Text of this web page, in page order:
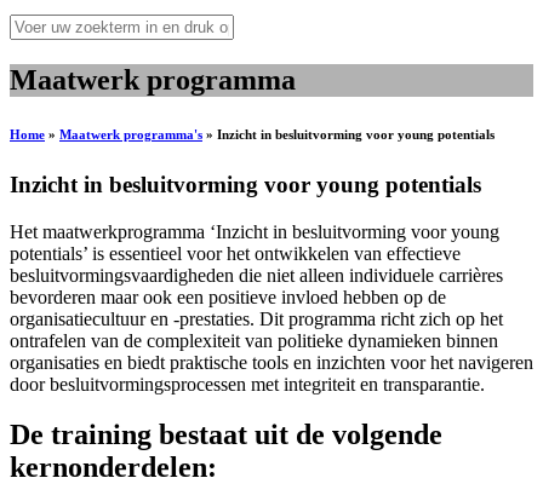
Maatwerk programma
Home » Maatwerk programma's » Inzicht in besluitvorming voor young potentials
Inzicht in besluitvorming voor young potentials
Het maatwerkprogramma ‘Inzicht in besluitvorming voor young
potentials’ is essentieel voor het ontwikkelen van effectieve
besluitvormingsvaardigheden die niet alleen individuele carrières
bevorderen maar ook een positieve invloed hebben op de
organisatiecultuur en -prestaties. Dit programma richt zich op het
ontrafelen van de complexiteit van politieke dynamieken binnen
organisaties en biedt praktische tools en inzichten voor het navigeren
door besluitvormingsprocessen met integriteit en transparantie.
De training bestaat uit de volgende
kernonderdelen: